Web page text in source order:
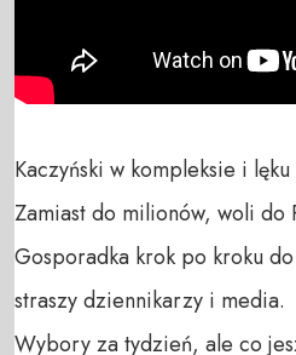
Kaczyński w kompleksie i
Zamiast do milionów, woli do
Gosporadka krok po kroku
straszy dziennikarzy i media.
Wybory za tydzień, ale co